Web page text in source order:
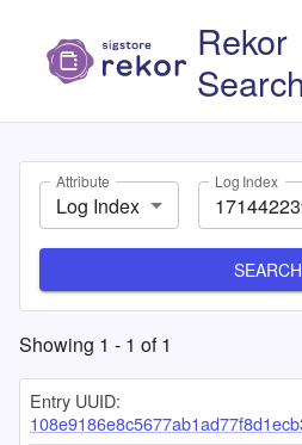
Rekor
Search
Attribute
Log Index
Log Index
SEARCH
Showing 1 - 1 of1
Entry UUID: